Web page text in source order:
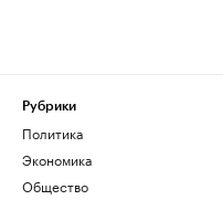
Рубрики
Политика
Экономика
Общество